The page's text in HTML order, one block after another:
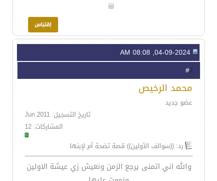
2
محمد الرخيص
عضو جديد
تاريخ التسجيل: Jun 2011
المشاركات: 12
رد: ((سوالف الأولين)) قصة تضحة أم لإبنها
والله اني اتمنى يرجع الزمن ونعيش زي عيشة الاولين